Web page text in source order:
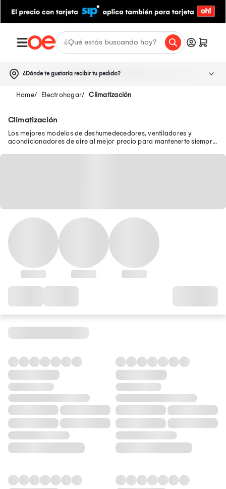
¿Dónde te gustaría recibir tu pedido?
Electrohogar Climatización
Climatización
Los mejores modelos de deshumedecedores, ventiladores y
acondicionadores de aire al mejor precio para mantenerte siempre